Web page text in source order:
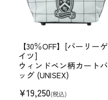
【30％OFF】[パーリーゲ
イツ]
ウィンドペン柄カートバ
ッグ (UNISEX)
¥19,250(税込)